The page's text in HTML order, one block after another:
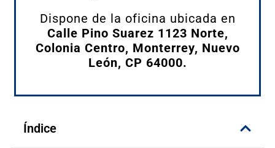
Dispone de la oficina ubicada en
Calle Pino Suarez 1123 Norte,
Colonia Centro, Monterrey, Nuevo
León, CP 64000.
Índice